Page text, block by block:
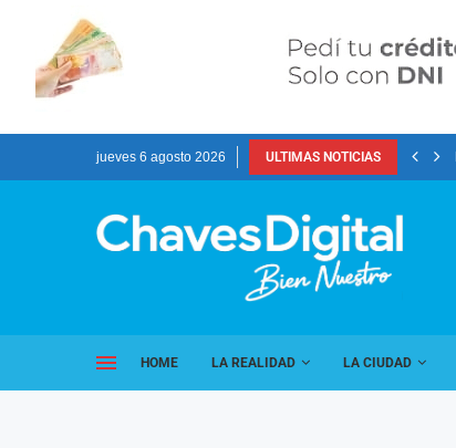
jueves 6 agosto 2026 ULTIMAS NOTICIAS
HOME LA REALIDAD LA CIUDAD